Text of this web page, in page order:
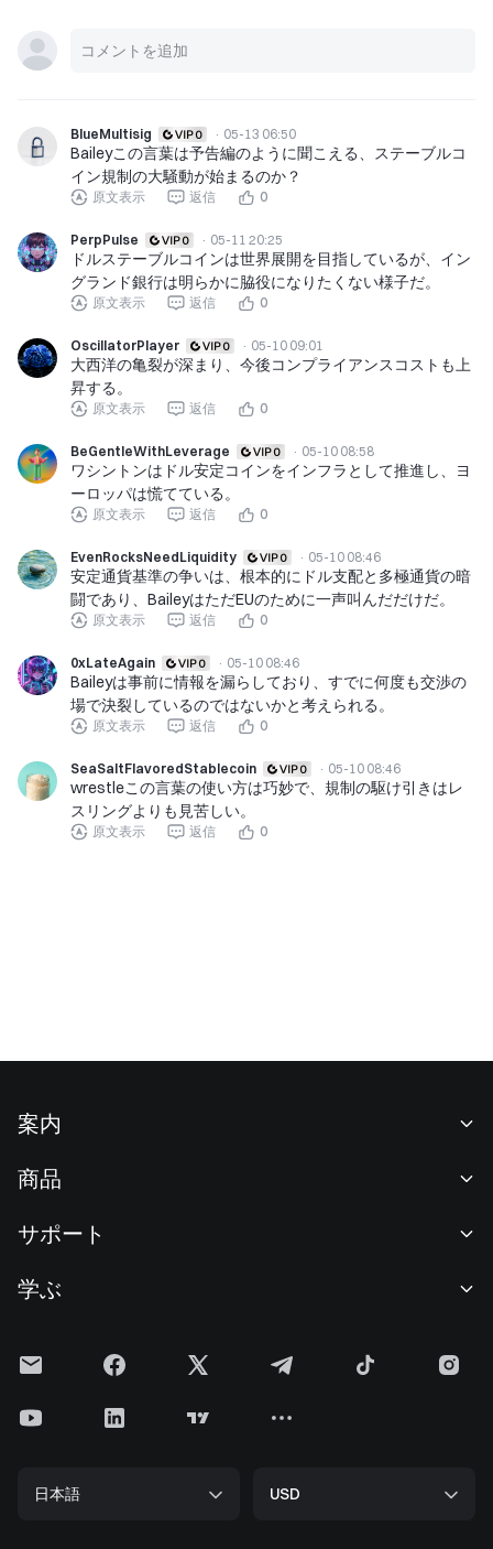
BlueMultisig · 05-13 06:50
Baileyこの言葉は予告編のように聞こえる、ステーブルコ
イン規制の大騒動が始まるのか？
原文表示 返信 0
PerpPulse · 05-11 20:25
ドルステーブルコインは世界展開を目指しているが、イン
グランド銀行は明らかに脇役になりたくない様子だ。
原文表示 返信 0
OscillatorPlayer · 05-10 09:01
大西洋の亀裂が深まり、今後コンプライアンスコストも上
昇する。
原文表示 返信 0
BeGentleWithLeverage · 05-10 08:58
ワシントンはドル安定コインをインフラとして推進し、ヨ
ーロッパは慌てている。
原文表示 返信 0
EvenRocksNeedLiquidity · 05-10 08:46
安定通貨基準の争いは、根本的にドル支配と多極通貨の暗
闘であり、BaileyはただEUのために一声叫んだだけだ。
原文表示 返信 0
0xLateAgain · 05-10 08:46
Baileyは事前に情報を漏らしており、すでに何度も交渉の
場で決裂しているのではないかと考えられる。
原文表示 返信 0
SeaSaltFlavoredStablecoin · 05-10 08:46
wrestleこの言葉の使い方は巧妙で、規制の駆け引きはレ
スリングよりも見苦しい。
原文表示 返信 0
案内
ニュースルーム
F1 Oracle Red Bull Racing 公式スポンサー
クッキーポリシー
準備金証明
商品
現物取引
投資センター
サポート
手数料
上場申請
学ぶ
Gateニュース
日本語 USD